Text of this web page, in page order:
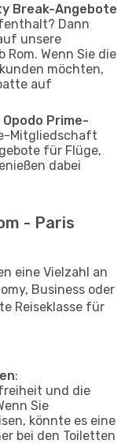
Break-Angebote
Dann
unsere
Rom. Wenn Sie die
möchten,
auf
Prime-
Mitgliedschaft
für Flüge,
dabei
- Paris
eine Vielzahl an
Business oder
Reiseklasse für
:
und die
Sie
könnte es eine
bei den Toiletten